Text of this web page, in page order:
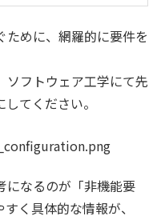
ために、網羅的に要件を
ソフトウェア工学にて先
てください。
になるのが「非機能要
く具体的な情報が、